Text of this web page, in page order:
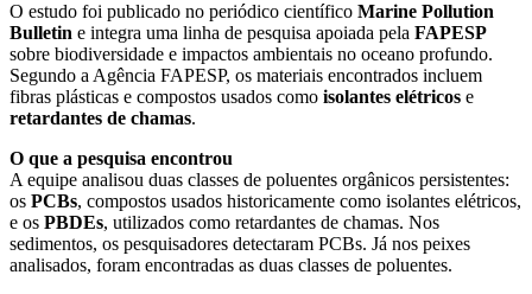
O estudo foi publicado no periódico científico Marine Pollution
Bulletin e integra uma linha de pesquisa apoiada pela FAPESP
sobre biodiversidade e impactos ambientais no oceano profundo.
Segundo a Agência FAPESP, os materiais encontrados incluem
fibras plásticas e compostos usados como isolantes elétricos e
retardantes de chamas.
O que a pesquisa encontrou
A equipe analisou duas classes de poluentes orgânicos persistentes:
os PCBs, compostos usados historicamente como isolantes elétricos,
e os PBDEs, utilizados como retardantes de chamas. Nos
sedimentos, os pesquisadores detectaram PCBs. Já nos peixes
analisados, foram encontradas as duas classes de poluentes.